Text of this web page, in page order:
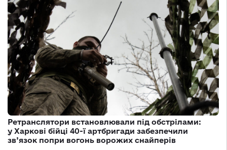
Ретранслятори встановлювали під обстрілами:
у Харкові бійці 40-ї артбригади забезпечили
зв’язок попри вогонь ворожих снайперів